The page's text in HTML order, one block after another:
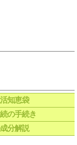
知恵袋
の手続き
分解説